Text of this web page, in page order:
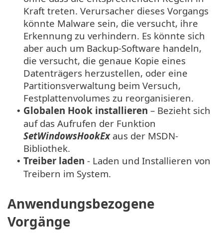
Kraft treten. Verursacher dieses Vorgangs
könnte Malware sein, die versucht, ihre
Erkennung zu verhindern. Es könnte sich
aber auch um Backup-Software handeln,
die versucht, die genaue Kopie eines
Datenträgers herzustellen, oder eine
Partitionsverwaltung beim Versuch,
Festplattenvolumes zu reorganisieren.
• Globalen Hook installieren – Bezieht sich
auf das Aufrufen der Funktion
SetWindowsHookExaus der MSDN-
Bibliothek.
• Treiber laden - Laden und Installieren von
Treibern im System.
Anwendungsbezogene
Vorgänge